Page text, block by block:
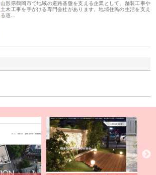
山形県鶴岡市で地域の道路基盤を支える企業として、舗装工事や
土木工事を手がける専門会社があります。地域住民の生活を支え
る道…